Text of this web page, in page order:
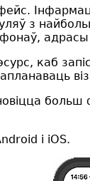
з
каб
і iOS.